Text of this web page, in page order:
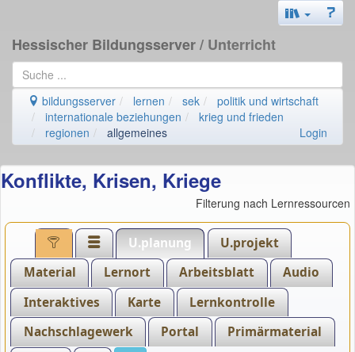
Hessischer Bildungsserver/ Unterricht
bildungsserver lernen sek
politik und wirtschaft
internationale beziehungen
krieg und frieden
regionen
allgemeines Login
Konflikte, Krisen, Kriege
Filterung nach Lernressourcen
U.planung
U.projekt
Material
Lernort Arbeitsblatt
Audio
Interaktives
Karte
Lernkontrolle
Nachschlagewerk
Portal
Primärmaterial